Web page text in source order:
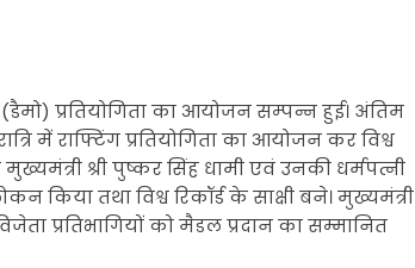
प्रतियोगिता का आयोजन सम्पन्न हुई। अंतिम
में राफ्टिंग प्रतियोगिता का आयोजन कर विश्व
श्री पुष्कर सिंह धामी एवं उनकी धर्मपत्नी
किया तथा विश्व रिकॉर्ड के साक्षी बने। मुख्यमंत्री
प्रतिभागियों को मैडल प्रदान का सम्मानित